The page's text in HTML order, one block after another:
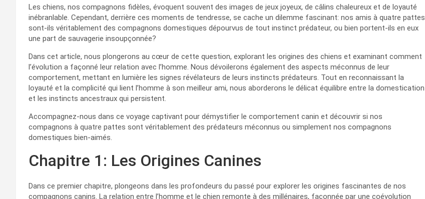
Les chiens, nos compagnons fidèles, évoquent souvent des images de jeux joyeux, de câlins chaleureux et de loyauté
inébranlable. Cependant, derrière ces moments de tendresse, se cache un dilemme fascinant: nos amis à quatre pattes
sont-ils véritablement des compagnons domestiques dépourvus de tout instinct prédateur, ou bien portent-ils en eux
une part de sauvagerie insoupçonnée?
Dans cet article, nous plongerons au cœur de cette question, explorant les origines des chiens et examinant comment
l’évolution a façonné leur relation avec l’homme. Nous dévoilerons également des aspects méconnus de leur
comportement, mettant en lumière les signes révélateurs de leurs instincts prédateurs. Tout en reconnaissant la
loyauté et la complicité qui lient l’homme à son meilleur ami, nous aborderons le délicat équilibre entre la domestication
et les instincts ancestraux qui persistent.
Accompagnez-nous dans ce voyage captivant pour démystifier le comportement canin et découvrir si nos
compagnons à quatre pattes sont véritablement des prédateurs méconnus ou simplement nos compagnons
domestiques bien-aimés.
Chapitre 1: Les Origines Canines
Dans ce premier chapitre, plongeons dans les profondeurs du passé pour explorer les origines fascinantes de nos
compagnons canins. La relation entre l’homme et le chien remonte à des millénaires, façonnée par une coévolution